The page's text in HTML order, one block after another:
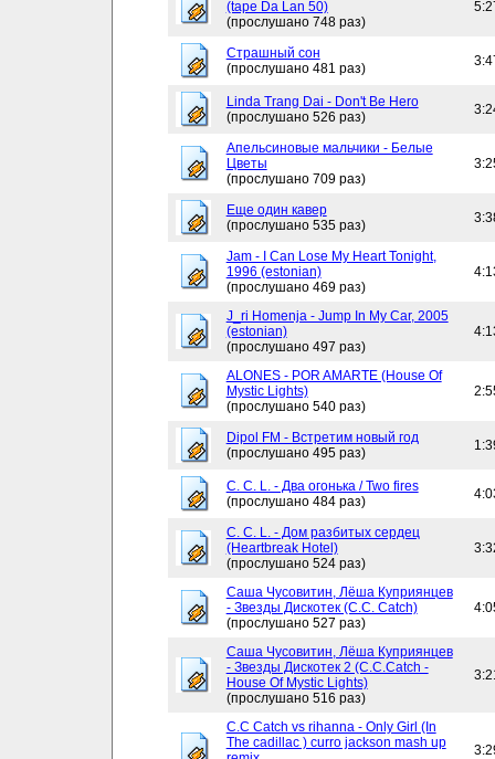
(tape Da Lan 50)
(прослушано 748 раз)
Страшный сон
(прослушано 481 раз)
Linda Trang Dai - Don't Be Hero
(прослушано 526 раз)
Апельсиновые мальчики - Белые
Цветы
(прослушано 709 раз)
Еще один кавер
(прослушано 535 раз)
Jam - I Can Lose My Heart Tonight,
1996 (estonian)
(прослушано 469 раз)
J_ri Homenja - Jump In My Car, 2005
(estonian)
(прослушано 497 раз)
ALONES - POR AMARTE (House Of
Mystic Lights)
(прослушано 540 раз)
Dipol FM - Встретим новый год
(прослушано 495 раз)
C. C. L. - Два огонька / Two fires
(прослушано 484 раз)
C. C. L. - Дом разбитых сердец
(Heartbreak Hotel)
(прослушано 524 раз)
Саша Чусовитин, Лёша Куприянцев
- Звезды Дискотек (C.C. Catch)
(прослушано 527 раз)
Саша Чусовитин, Лёша Куприянцев
- Звезды Дискотек 2 (C.C.Catch -
House Of Mystic Lights)
(прослушано 516 раз)
C.C Catch vs rihanna - Only Girl (In
The cadillac ) curro jackson mash up